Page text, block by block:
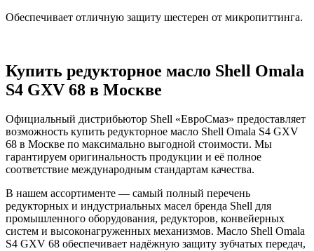
Обеспечивает отличную защиту шестерен от микропиттинга.
Купить редукторное масло Shell Omala
S4 GXV 68 в Москве
Официальный дистрибьютор Shell «ЕвроСмаз» предоставляет
возможность купить редукторное масло Shell Omala S4 GXV
68 в Москве по максимально выгодной стоимости. Мы
гарантируем оригинальность продукции и её полное
соответствие международным стандартам качества.
В нашем ассортименте — самый полный перечень
редукторных и индустриальных масел бренда Shell для
промышленного оборудования, редукторов, конвейерных
систем и высоконагруженных механизмов. Масло Shell Omala
S4 GXV 68 обеспечивает надёжную защиту зубчатых передач,